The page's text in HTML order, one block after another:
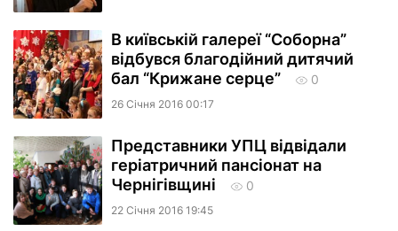
В київській галереї “Соборна”
відбувся благодійний дитячий
бал “Крижане серце”
0
26 Сiчня 2016 00:17
Представники УПЦ відвідали
геріатричний пансіонат на
Чернігівщині
0
22 Сiчня 2016 19:45